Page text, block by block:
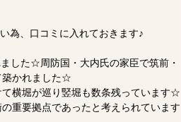
為、口コミに入れておきます♪
した☆周防国・大内氏の家臣で筑前・
築かれました☆
横堀が巡り竪堀も数条残っています☆
重要拠点であったと考えられています